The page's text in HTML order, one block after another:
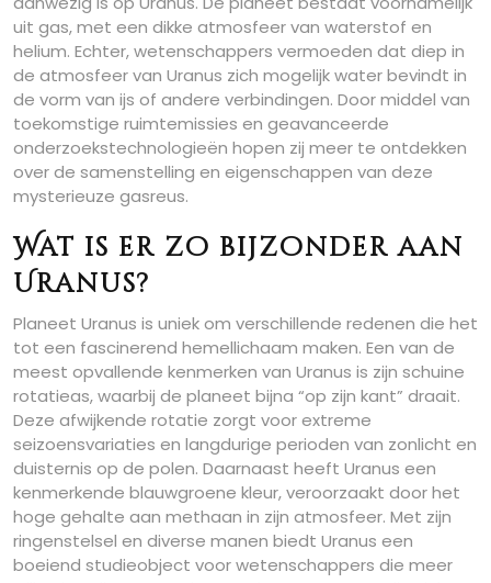
uit gas, met een dikke atmosfeer van waterstof en
helium. Echter, wetenschappers vermoeden dat diep in
de atmosfeer van Uranus zich mogelijk water bevindt in
de vorm van ijs of andere verbindingen. Door middel van
toekomstige ruimtemissies en geavanceerde
onderzoekstechnologieën hopen zij meer te ontdekken
over de samenstelling en eigenschappen van deze
mysterieuze gasreus.
Wat is er zo bijzonder aan
Uranus?
Planeet Uranus is uniek om verschillende redenen die het
tot een fascinerend hemellichaam maken. Een van de
meest opvallende kenmerken van Uranus is zijn schuine
rotatieas, waarbij de planeet bijna “op zijn kant” draait.
Deze afwijkende rotatie zorgt voor extreme
seizoensvariaties en langdurige perioden van zonlicht en
duisternis op de polen. Daarnaast heeft Uranus een
kenmerkende blauwgroene kleur, veroorzaakt door het
hoge gehalte aan methaan in zijn atmosfeer. Met zijn
ringenstelsel en diverse manen biedt Uranus een
boeiend studieobject voor wetenschappers die meer